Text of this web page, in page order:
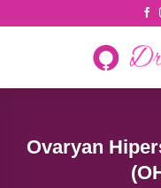
Ovaryan